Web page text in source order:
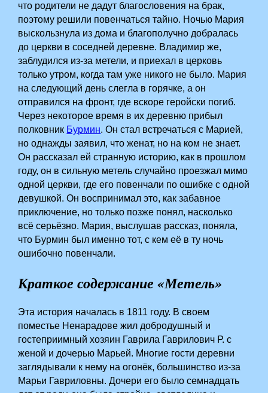
что родители не дадут благословения на брак,
поэтому решили повенчаться тайно. Ночью Мария
выскользнула из дома и благополучно добралась
до церкви в соседней деревне. Владимир же,
заблудился из-за метели, и приехал в церковь
только утром, когда там уже никого не было. Мария
на следующий день слегла в горячке, а он
отправился на фронт, где вскоре геройски погиб.
Через некоторое время в их деревню прибыл
полковник Бурмин. Он стал встречаться с Марией,
но однажды заявил, что женат, но на ком не знает.
Он рассказал ей странную историю, как в прошлом
году, он в сильную метель случайно проезжал мимо
одной церкви, где его повенчали по ошибке с одной
девушкой. Он воспринимал это, как забавное
приключение, но только позже понял, насколько
всё серьёзно. Мария, выслушав рассказ, поняла,
что Бурмин был именно тот, с кем её в ту ночь
ошибочно повенчали.
Краткое содержание «Метель»
Эта история началась в 1811 году. В своем
поместье Ненарадове жил добродушный и
гостеприимный хозяин Гаврила Гаврилович Р. с
женой и дочерью Марьей. Многие гости деревни
заглядывали к нему на огонёк, большинство из-за
Марьи Гавриловны. Дочери его было семнадцать